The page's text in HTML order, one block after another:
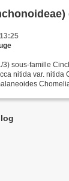
3) sous-famille
nitida var. nitida